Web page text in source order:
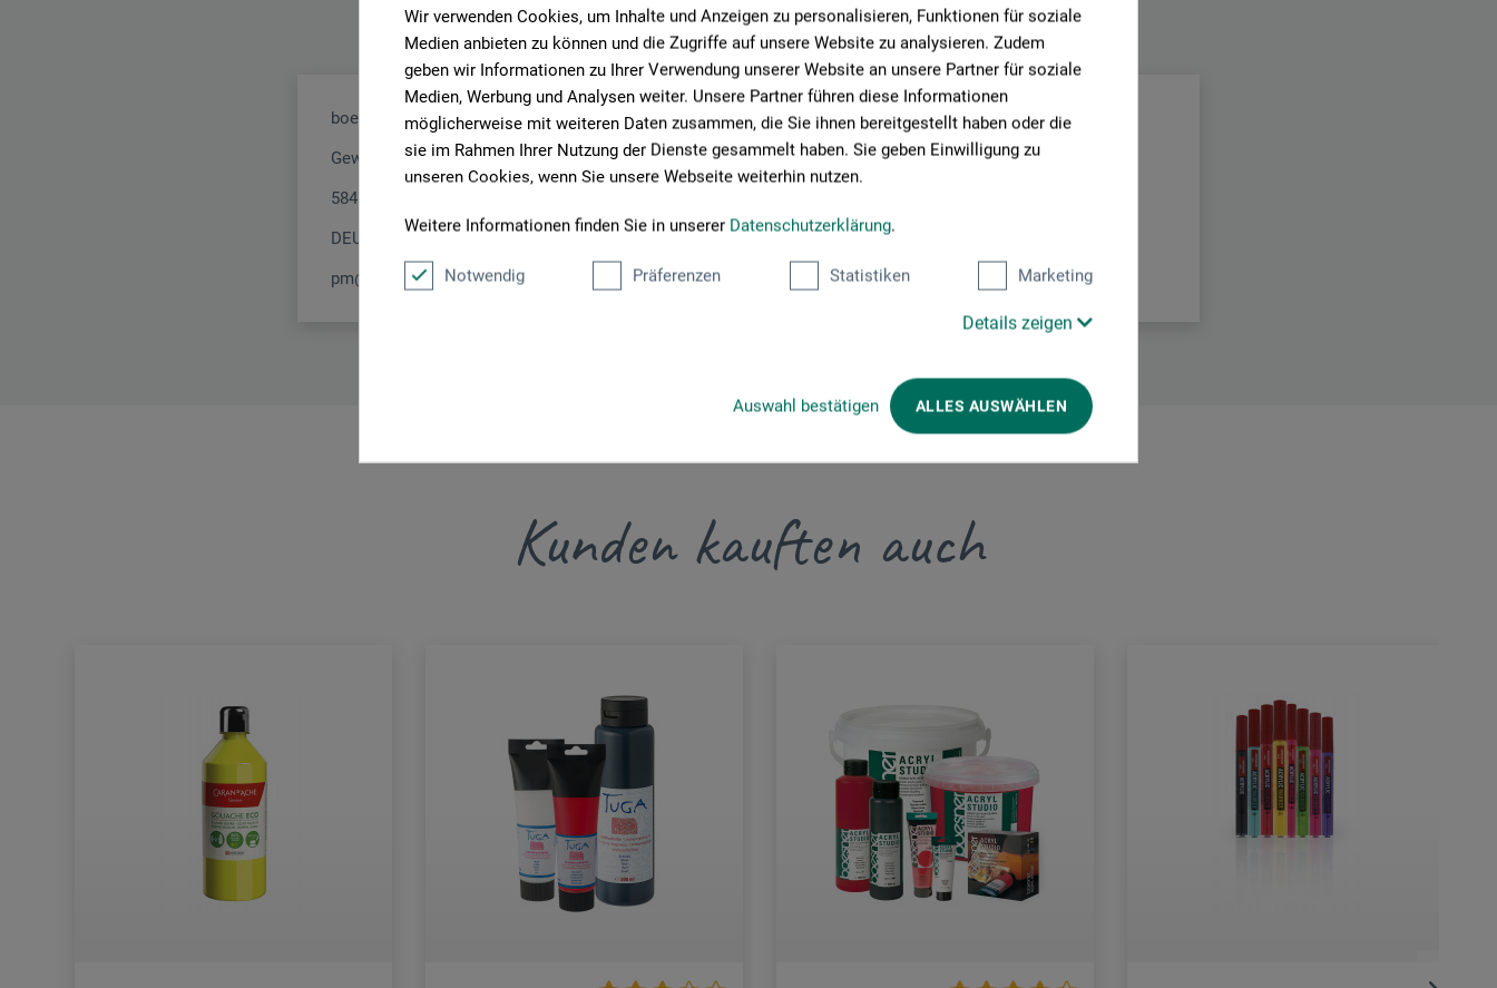
Wir verwenden Cookies, um Inhalte und Anzeigen zu personalisieren, Funktionen für soziale
Medien anbieten zu können und die Zugriffe auf unsere Website zu analysieren. Zudem
geben wir Informationen zu Ihrer Verwendung unserer Website an unsere Partner für soziale
Medien, Werbung und Analysen weiter. Unsere Partner führen diese Informationen
möglicherweise mit weiteren Daten zusammen, die Sie ihnen bereitgestellt haben oder die
sie im Rahmen Ihrer Nutzung der Dienste gesammelt haben. Sie geben Einwilligung zu
unseren Cookies, wenn Sie unsere Webseite weiterhin nutzen.
Weitere Informationen finden Sie in unserer Datenschutzerklärung.
Notwendig Präferenzen Statistiken Marketing
Details zeigen
Auswahl bestätigen ALLES AUSWÄHLEN
Hier finden Sie die Kontaktdaten des Herstellers zu diesem Produkt.
boesner GmbH holding + innovations
Gewerkenstr. 2
58456 Witten
DEUTSCHLAND
pm@boesner.com
Kunden kauften auch